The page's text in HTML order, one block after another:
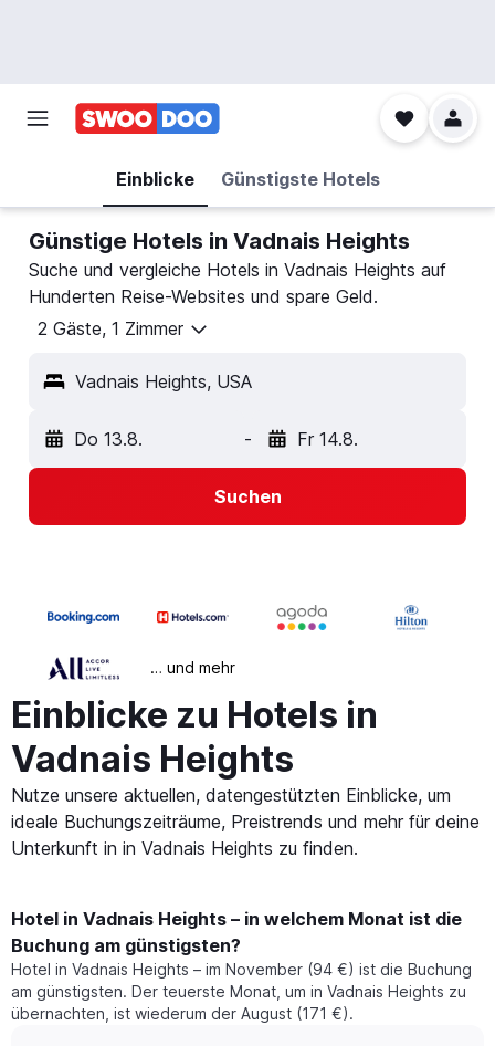
Einblicke Günstigste Hotels
Günstige Hotels in Vadnais Heights
Suche und vergleiche Hotels in Vadnais Heights auf
Hunderten Reise-Websites und spare Geld.
2 Gäste, 1 Zimmer
Vadnais Heights, USA
Do 13.8. - Fr 14.8.
Suchen
… und mehr
Einblicke zu Hotels in
Vadnais Heights
Nutze unsere aktuellen, datengestützten Einblicke, um
ideale Buchungszeiträume, Preistrends und mehr für deine
Unterkunft in in Vadnais Heights zu finden.
Hotel in Vadnais Heights – in welchem Monat ist die
Buchung am günstigsten?
Hotel in Vadnais Heights – im November (94 €) ist die Buchung
am günstigsten. Der teuerste Monat, um in Vadnais Heights zu
übernachten, ist wiederum der August (171 €).